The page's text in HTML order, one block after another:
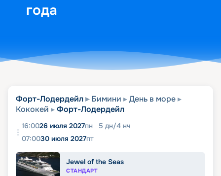
года
Форт-Лодердейл Бимини
День в море
Кококей
Форт-Лодердейл
16:0026 июля 2027пн 5 дн/4 нч
07:0030 июля 2027пт
Jewel of the Seas
СТАНДАРТ